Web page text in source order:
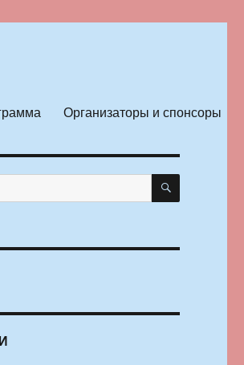
Организаторы и спонсоры
ПОИСК